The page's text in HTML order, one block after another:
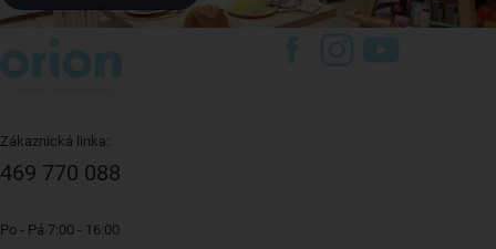
Zákaznická linka:
469 770 088
Po - Pá 7:00 - 16:00